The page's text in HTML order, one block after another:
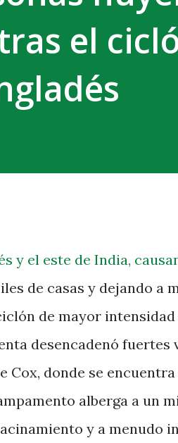
el
y el este de India,
de casas y dejando a
de mayor
desencadenó fuertes
Cox, donde se
alberga a un
y a menudo